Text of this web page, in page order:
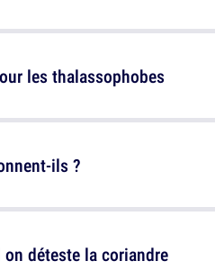
les thalassophobes
déteste la coriandre
ils ?